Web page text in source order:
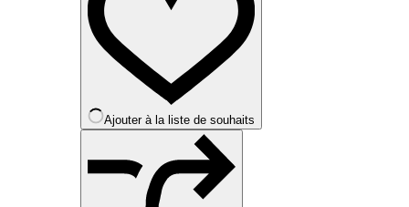
options
peuvent
être
choisies
sur
page
du
produit
Ajouter à la liste de souhaits